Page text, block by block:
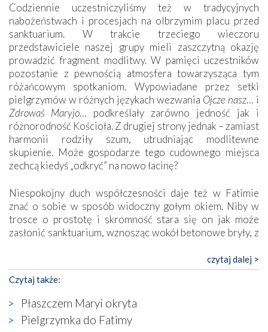
Codziennie uczestniczyliśmy też w tradycyjnych
nabożeństwach i procesjach na olbrzymim placu przed
sanktuarium. W trakcie trzeciego wieczoru
przedstawiciele naszej grupy mieli zaszczytną okazję
prowadzić fragment modlitwy. W pamięci uczestników
pozostanie z pewnością atmosfera towarzysząca tym
różańcowym spotkaniom. Wypowiadane przez setki
pielgrzymów w różnych językach wezwania Ojcze nasz… i
Zdrowaś Maryjo… podkreślały zarówno jedność jak i
różnorodność Kościoła. Z drugiej strony jednak – zamiast
harmonii rodziły szum, utrudniając modlitewne
skupienie. Może gospodarze tego cudownego miejsca
zechcą kiedyś „odkryć” na nowo łacinę?
Niespokojny duch współczesności daje też w Fatimie
znać o sobie w sposób widoczny gołym okiem. Niby w
trosce o prostotę i skromność stara się on jak może
zasłonić sanktuarium, wznosząc wokół betonowe bryły, z
katolickiego kultu. Tylko co wspólnego z żywą,
autentyczną wiarą mogą mieć płaskie, szare bunkry albo
kaplice, w których Tabernakulum przypomina bardziej
skrzynkę na narzędzia? Albo co powiedzieć o ustawionym
tuż przy nowej bazylice wielkim krzyżu, na którym
zamiast Chrystusa umieszczono dziwaczną postać jakby
czytaj dalej >
Czytaj także:
Płaszczem Maryi okryta
Pielgrzymka do Fatimy